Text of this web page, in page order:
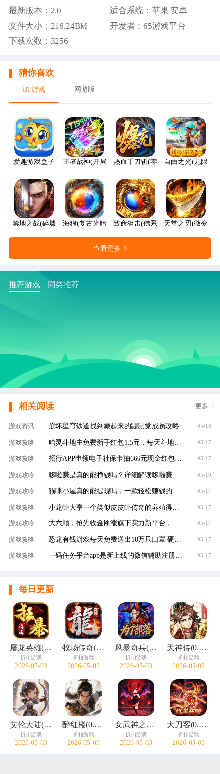
最新版本：2.0
适合系统：苹果 安卓
文件大小：216.24BM
开发者：65游戏平台
下载次数：3256
猜你喜欢
BT游戏 网游版
爱趣游戏盒子 王者战神(开局火龙套)热血千刀斩(零氪送赞爆充)
自由之光(无限红
禁地之战(碎墟诸天沉默)海狼(复古光暗福利版)致命狙击(佛系打金养老传奇)
天堂之刃(微变攻
查看更多
推荐游戏 同类推荐
相关阅读 更多
游戏资讯 崩坏星穹铁道找到藏起来的鼹鼠党成员攻略 05-18
游戏攻略 哈灵斗地主免费新手红包1.5元，每天斗地主领元 05-17
游戏攻略 招行APP申领电子社保卡抽666元现金红包，100%有礼 05-17
游戏攻略 哆啦赚是真的能挣钱吗？详细解读哆啦赚是不是 05-19
游戏攻略 05-17
游戏攻略 小龙虾大亨一个类似皮皮虾传奇的养殖得分红虾 05-17
游戏攻略 大六顺，抢先收金刚涨旗下实力新平台，转发单 05-17
游戏攻略 恐龙有钱游戏每天免费送出10万只口罩 硬核回馈 05-17
游戏攻略 一码任务平台app是新上线的微信辅助注册赚钱平 05-17
每日更新
屠龙英雄(神魔狂暴攻速单职)
折扣游戏
2026-05-03
牧场传奇(终身红包免费版)
折扣游戏
2026-05-03
风暴奇兵(0.05折万元真充)
折扣游戏
2026-05-03
天神传(0.1折苍穹神武三国)
折扣游戏
2026-05-03
艾伦大陆(0.05折十二国记)
折扣游戏
2026-05-03
醉红楼(0.05折一剑无敌)
折扣游戏
2026-05-03
女武神之剑(0.1折天使之剑)
折扣游戏
2026-05-03
大刀客(0.05折绝情一刀买断版)
折扣游戏
2026-05-03